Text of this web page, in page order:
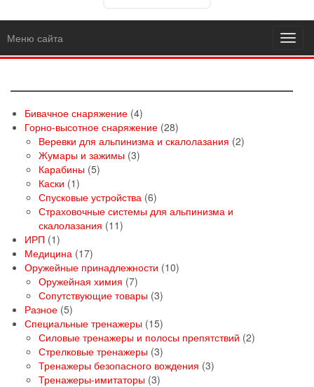
Меню сайта
Бивачное снаряжение 44
товара
Горно-высотное снаряжение 2828
товаров
Веревки для альпинизма и скалолазания 22
Жумары и зажимы 33
Карабины 55
Каски 11
товар
Спусковые устройства 66
товаров
Страховочные системы для альпинизма и
скалолазания 1111
ИРП 11
товар
Медицина 1717
товаров
Оружейные принадлежности 1010
Оружейная химия 77
товаров
Сопутствующие товары 33
Разное 55
товаров
Специальные тренажеры 1515
товаров
Силовые тренажеры и полосы препятствий 22
Стрелковые тренажеры 33
товара
Тренажеры безопасного вождения 33
Тренажеры-имитаторы 33